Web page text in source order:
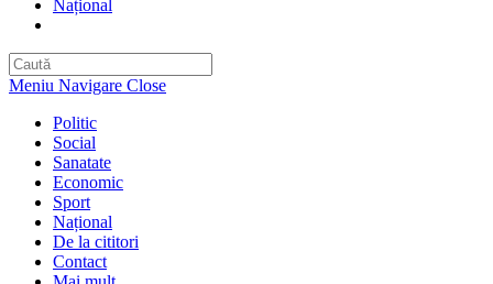
Național
Meniu Navigare Close
Politic
Social
Sanatate
Economic
Sport
Național
De la cititori
Contact